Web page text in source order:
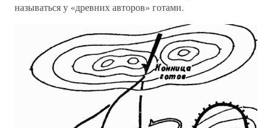
называться у «древних авторов» готами.